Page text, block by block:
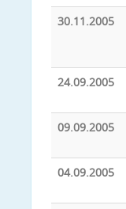
30.11.2005
24.09.2005
09.09.2005
04.09.2005